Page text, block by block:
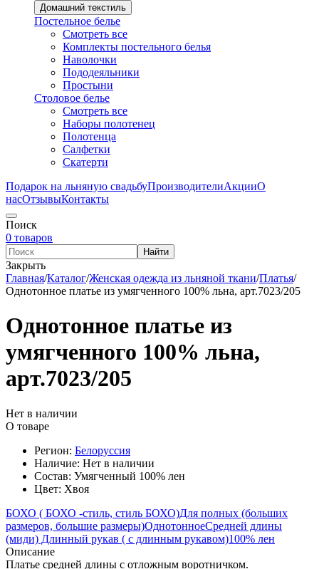
Домашний текстиль
Постельное белье
Смотреть все
Комплекты постельного белья
Наволочки
Пододеяльники
Простыни
Столовое белье
Смотреть все
Наборы полотенец
Полотенца
Салфетки
Скатерти
Подарок на льняную свадьбуПроизводителиАкцииО
насОтзывыКонтакты
Поиск
0 товаров
Найти
Закрыть
Главная/Каталог/Женская одежда из льняной ткани/Платья/
Однотонное платье из умягченного 100% льна, арт.7023/205
Однотонное платье из
умягченного 100% льна,
арт.7023/205
Нет в наличии
О товаре
Регион: Белоруссия
Наличие: Нет в наличии
Состав: Умягченный 100% лен
Цвет: Хвоя
БОХО ( БОХО -стиль, стиль БОХО)Для полных (больших
размеров, большие размеры)ОднотонноеСредней длины
(миди) Длинный рукав ( с длинным рукавом)100% лен
Описание
Платье средней длины с отложным воротничком.